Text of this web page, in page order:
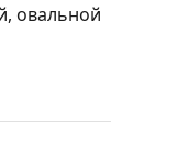
овальной